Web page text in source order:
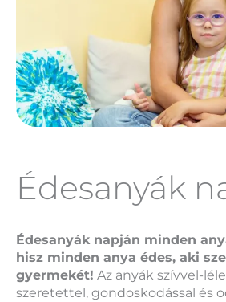
Édesanyák
Édesanyák napján minden
hisz minden anya édes, aki
gyermekét! Az anyák szívvel-
szeretettel, gondoskodással és